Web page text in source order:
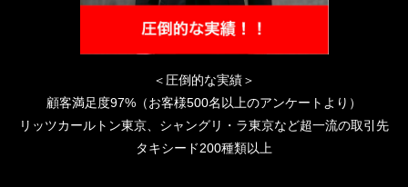
＜圧倒的な実績＞
顧客満足度97%（お客様500名以上のアンケートより）
リッツカールトン東京、シャングリ・ラ東京など超一流の取引先
タキシード200種類以上